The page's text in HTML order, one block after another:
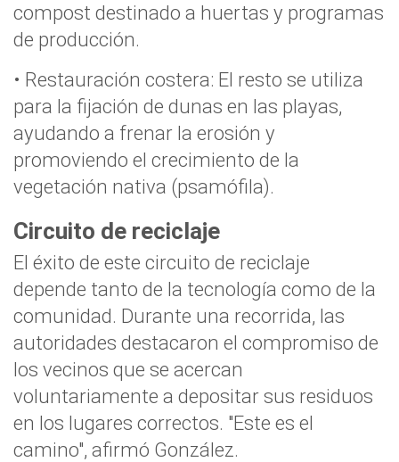
compost destinado a huertas y programas
de producción.
• Restauración costera: El resto se utiliza
para la fijación de dunas en las playas,
ayudando a frenar la erosión y
promoviendo el crecimiento de la
vegetación nativa (psamófila).
Circuito de reciclaje
El éxito de este circuito de reciclaje
depende tanto de la tecnología como de la
comunidad. Durante una recorrida, las
autoridades destacaron el compromiso de
los vecinos que se acercan
voluntariamente a depositar sus residuos
en los lugares correctos. "Este es el
camino", afirmó González.